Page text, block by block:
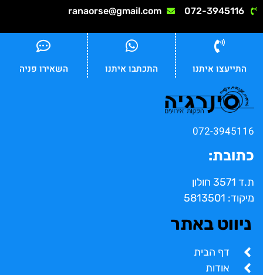
072-3945116
ranaorse@gmail.com
התייעצו איתנו התכתבו איתנו השאירו פניה
072-3945116
כתובת:
ת.ד 3571 חולון
מיקוד: 5813501
ניווט באתר
דף הבית
אודות